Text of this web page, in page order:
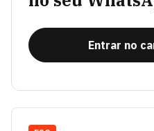
Entrar no